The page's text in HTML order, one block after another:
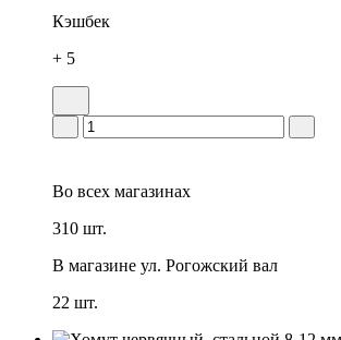
Кэшбек
+ 5
Во всех магазинах
310 шт.
В магазине ул. Рогожский вал
22 шт.